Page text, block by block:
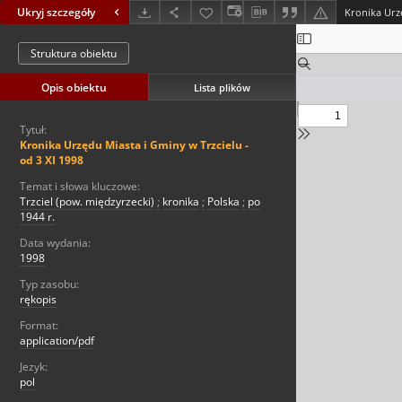
Ukryj szczegóły
Struktura obiektu
Opis obiektu Lista plików
Tytuł:
Kronika Urzędu Miasta i Gminy w Trzcielu -
od 3 XI 1998
Temat i słowa kluczowe:
Trzciel (pow. międzyrzecki) ; kronika ; Polska ; po
1944 r.
Data wydania:
1998
Typ zasobu:
rękopis
Format:
application/pdf
Jezyk:
pol